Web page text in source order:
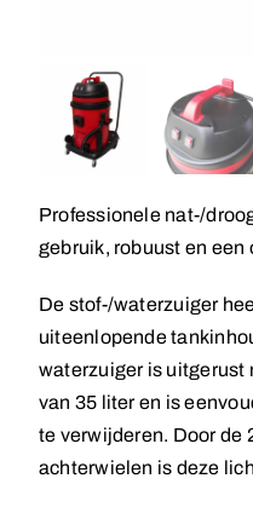
Professionele nat-/
gebruik, robuust en
De stof-/waterzuiger
uiteenlopende
waterzuiger is uitgerust
van 35 liter en is
te verwijderen. Door de
achterwielen is deze